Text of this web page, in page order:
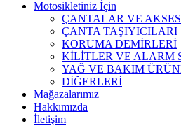
Motosikletiniz İçin
ÇANTALAR VE
ÇANTA TAŞIYICILARI
KORUMA DEMİRLERİ
KİLİTLER VE ALARM
YAĞ VE BAKIM
DİĞERLERİ
Mağazalarımız
Hakkımızda
İletişim